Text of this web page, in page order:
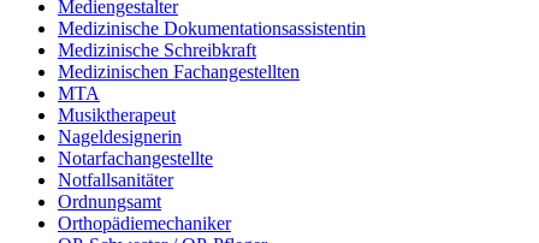
Mediengestalter
Medizinische Dokumentationsassistentin
Medizinische Schreibkraft
Medizinischen Fachangestellten
MTA
Musiktherapeut
Nageldesignerin
Notarfachangestellte
Notfallsanitäter
Ordnungsamt
Orthopädiemechaniker